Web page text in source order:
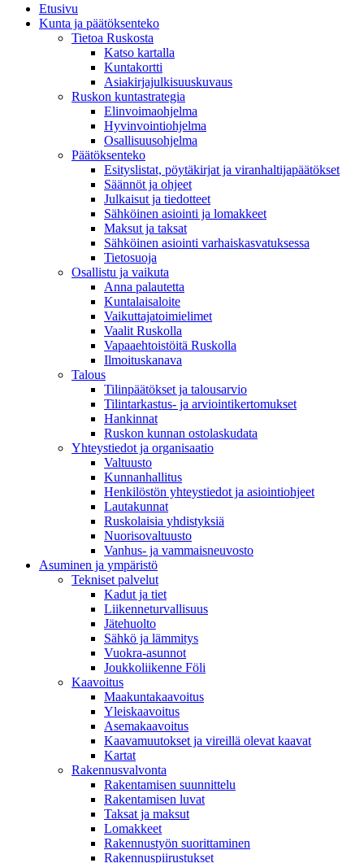
Etusivu
Kunta ja päätöksenteko
Tietoa Ruskosta
Katso kartalla
Kuntakortti
Asiakirjajulkisuuskuvaus
Ruskon kuntastrategia
Elinvoimaohjelma
Hyvinvointiohjelma
Osallisuusohjelma
Päätöksenteko
Esityslistat, pöytäkirjat ja viranhaltijapäätökset
Säännöt ja ohjeet
Julkaisut ja tiedotteet
Sähköinen asiointi ja lomakkeet
Maksut ja taksat
Sähköinen asiointi varhaiskasvatuksessa
Tietosuoja
Osallistu ja vaikuta
Anna palautetta
Kuntalaisaloite
Vaikuttajatoimielimet
Vaalit Ruskolla
Vapaaehtoistöitä Ruskolla
Ilmoituskanava
Talous
Tilinpäätökset ja talousarvio
Tilintarkastus- ja arviointikertomukset
Hankinnat
Ruskon kunnan ostolaskudata
Yhteystiedot ja organisaatio
Valtuusto
Kunnanhallitus
Henkilöstön yhteystiedot ja asiointiohjeet
Lautakunnat
Ruskolaisia yhdistyksiä
Nuorisovaltuusto
Vanhus- ja vammaisneuvosto
Asuminen ja ympäristö
Tekniset palvelut
Kadut ja tiet
Liikenneturvallisuus
Jätehuolto
Sähkö ja lämmitys
Vuokra-asunnot
Joukkoliikenne Föli
Kaavoitus
Maakuntakaavoitus
Yleiskaavoitus
Asemakaavoitus
Kaavamuutokset ja vireillä olevat kaavat
Kartat
Rakennusvalvonta
Rakentamisen suunnittelu
Rakentamisen luvat
Taksat ja maksut
Lomakkeet
Rakennustyön suorittaminen
Rakennuspiirustukset